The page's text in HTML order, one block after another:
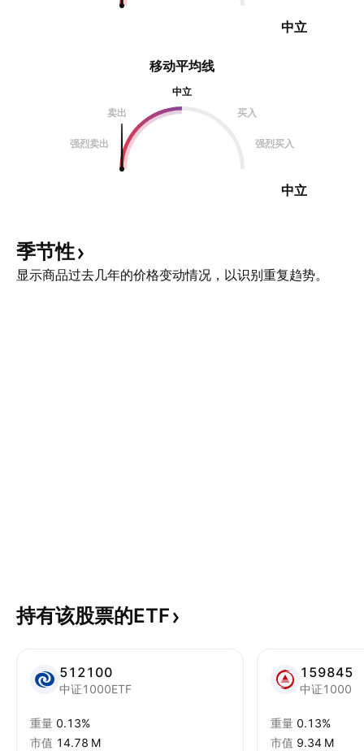
中立
移动平均线
中立
卖出
买入
强烈卖出 强烈买入
中立
季节性
显示商品过去几年的价格变动情况，以识别重复趋势。
持有该股票的ETF
512100
中证1000ETF
重量 0.13%
市值 ‪14.78 M‬
159845
中证1000
重量 0.13%
市值 ‪9.34 M‬